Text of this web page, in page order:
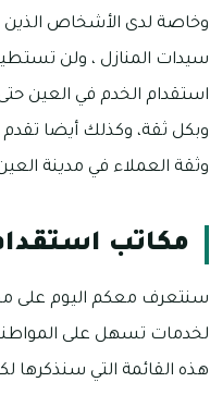
وخاصة لدى الأشخاص الذين
سيدات المنازل ، ولن
استقدام الخدم في العين
وبكل ثقة، وكذلك أيضا
وثقة العملاء في مدينة
مكاتب
سنتعرف معكم اليوم على
لخدمات تسهل على
هذه القائمة التي سنذكرها